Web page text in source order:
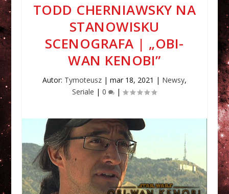
TODD CHERNIAWSKY NA
STANOWISKU
SCENOGRAFA | „OBI-
WAN KENOBI”
Autor: Tymoteusz| mar 18, 2021 | Newsy,
Seriale |0 |